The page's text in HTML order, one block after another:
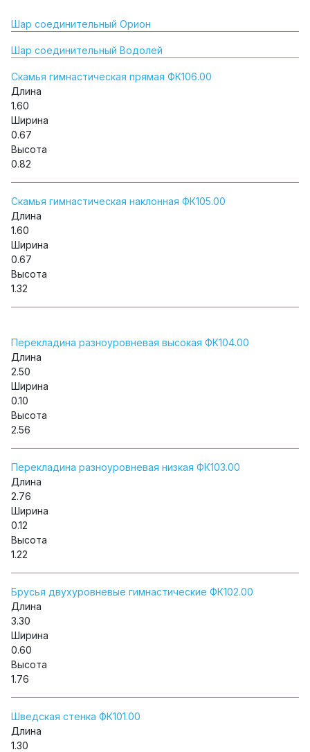
Шар соединительный Орион
Шар соединительный Водолей
Скамья гимнастическая прямая ФК106.00
Длина
1.60
Ширина
0.67
Высота
0.82
Скамья гимнастическая наклонная ФК105.00
Длина
1.60
Ширина
0.67
Высота
1.32
Перекладина разноуровневая высокая ФК104.00
Длина
2.50
Ширина
0.10
Высота
2.56
Перекладина разноуровневая низкая ФК103.00
Длина
2.76
Ширина
0.12
Высота
1.22
Брусья двухуровневые гимнастические ФК102.00
Длина
3.30
Ширина
0.60
Высота
1.76
Шведская стенка ФК101.00
Длина
1.30